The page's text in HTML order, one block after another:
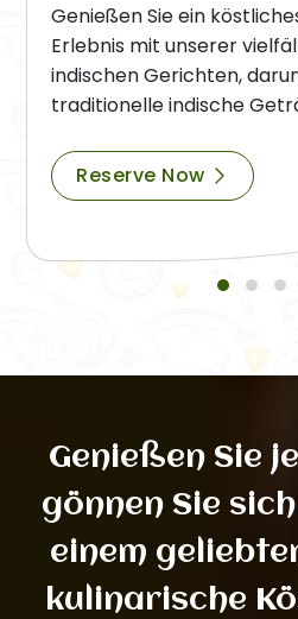
Genießen Sie ein
Erlebnis mit unserer
indischen Gerichten,
traditionelle indische
Reserve Now
Genießen Sie
gönnen Sie
einem
kulinarische